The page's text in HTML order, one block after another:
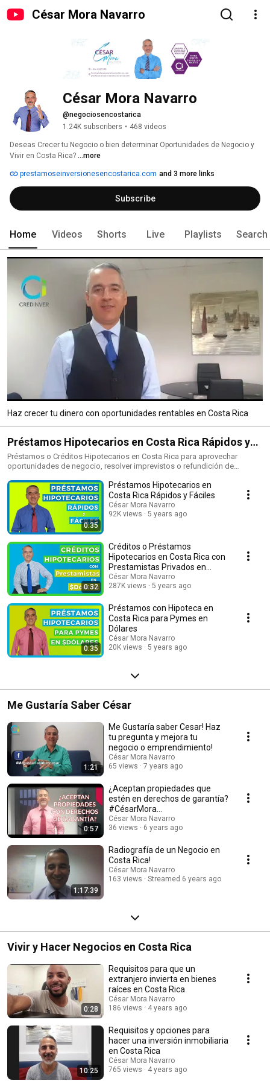
César Mora Navarro
César Mora Navarro
@negociosencostarica
1.24K subscribers • 468 videos
Deseas Crecer tu Negocio o bien determinar Oportunidades de Negocio y
Vivir en Costa Rica? ...more
prestamoseinversionesencostarica.com and 3 more links
Subscribe
Home Videos Shorts Live Playlists Search
Haz crecer tu dinero con oportunidades rentables en Costa Rica
Préstamos Hipotecarios en Costa Rica Rápidos y
Fáciles
Préstamos o Créditos Hipotecarios en Costa Rica para aprovechar
oportunidades de negocio, resolver imprevistos o refundición de
hipotecarios con Prestamistas con cuotas mensuales desde $500 por
cada $50.000 solicitados con plazos desde 12 meses hasta 36 meses o
más. 2-Préstamos o Créditos Hipotecarios Rápidos y Fáciles con cuotas
mensuales de ¢9.650.00 entre amortización e intereses por cada millón
de préstamo solicitado desde ¢15.000.000.00 en Adelante. Contácteme
ya al (506) 8387-1235 o al correo cesarmn@credinvercr.com y con gusto
le asesoro.
0:35
Préstamos Hipotecarios en
Costa Rica Rápidos y Fáciles
César Mora Navarro
92K views
5 years ago
0:32
Créditos o Préstamos
Hipotecarios en Costa Rica con
Prestamistas Privados en
Dólares
César Mora Navarro
287K views
5 years ago
0:35
Préstamos con Hipoteca en
Costa Rica para Pymes en
Dólares
César Mora Navarro
20K views
5 years ago
Me Gustaría Saber César
1:21
Me Gustaría saber Cesar! Haz
tu pregunta y mejora tu
negocio o emprendimiento!
César Mora Navarro
65 views
7 years ago
0:57
¿Aceptan propiedades que
estén en derechos de garantía?
#CésarMora
#Asesoriainmobiliaria
César Mora Navarro
36 views
6 years ago
1:17:39
Radiografía de un Negocio en
Costa Rica!
César Mora Navarro
163 views
Streamed 6 years ago
Vivir y Hacer Negocios en Costa Rica
0:28
Requisitos para que un
extranjero invierta en bienes
raíces en Costa Rica
César Mora Navarro
186 views
4 years ago
10:25
Requisitos y opciones para
hacer una inversión inmobiliaria
en Costa Rica
César Mora Navarro
765 views
4 years ago